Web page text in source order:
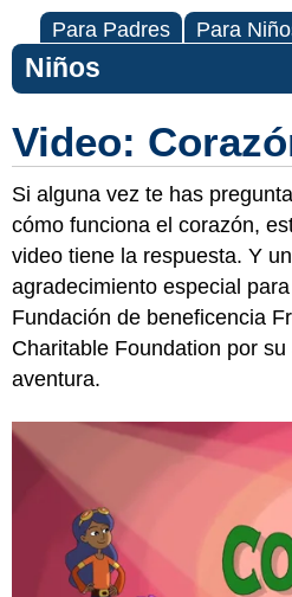
Para Padres Para
Niños
Video:
Si alguna vez te has
cómo funciona el corazón,
video tiene la respuesta. Y un
agradecimiento especial
Fundación de beneficencia
Charitable Foundation por
aventura.